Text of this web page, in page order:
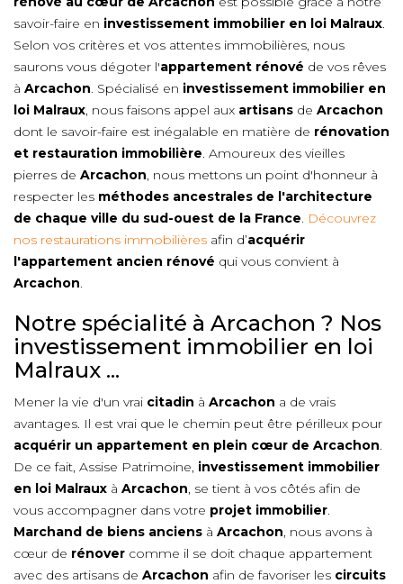
savoir-faire en investissement immobilier en loi Malraux.
Selon vos critères et vos attentes immobilières, nous
saurons vous dégoter l'appartement rénové de vos rêves
à Arcachon. Spécialisé en investissement immobilier en
loi Malraux, nous faisons appel aux artisans de Arcachon
dont le savoir-faire est inégalable en matière de rénovation
et restauration immobilière. Amoureux des vieilles
pierres de Arcachon, nous mettons un point d'honneur à
respecter les méthodes ancestrales de l'architecture
de chaque ville du sud-ouest de la France. Découvrez
nos restaurations immobilières afin d’acquérir
l'appartement ancien rénové qui vous convient à
Arcachon.
Notre spécialité à Arcachon ? Nos
investissement immobilier en loi
Malraux ...
Mener la vie d'un vrai citadin à Arcachon a de vrais
avantages. Il est vrai que le chemin peut être périlleux pour
acquérir un appartement en plein cœur de Arcachon.
De ce fait, Assise Patrimoine, investissement immobilier
en loi Malraux à Arcachon, se tient à vos côtés afin de
vous accompagner dans votre projet immobilier.
Marchand de biens anciens à Arcachon, nous avons à
cœur de rénover comme il se doit chaque appartement
avec des artisans de Arcachon afin de favoriser les circuits